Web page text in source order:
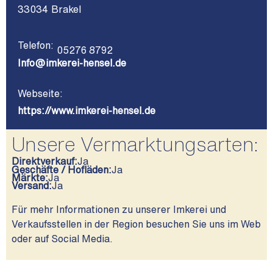
33034 Brakel
Telefon: 05276 8792
Info@imkerei-hensel.de
Webseite:
https://www.imkerei-hensel.de
Unsere Vermarktungsarten:
Direktverkauf:Ja
Geschäfte / Hofläden:Ja
Märkte:Ja
Versand:Ja
Für mehr Informationen zu unserer Imkerei und
Verkaufsstellen in der Region besuchen Sie uns im Web
oder auf Social Media.